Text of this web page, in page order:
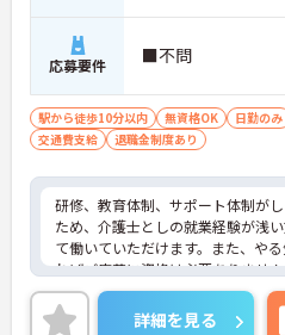
応募要件 ■不問
駅から徒歩10分以内 無資格OK 日勤のみ
交通費支給
退職金制度あり
研修、教育体制、サポート体制が
ため、介護士としの就業経験が浅
て働いていただけます。また、や
ればご応募に資格は必要ありませ
ちの方には詳細の情報や面接のポ
ますのでお気軽にお問い合わせくだ
詳細を見る